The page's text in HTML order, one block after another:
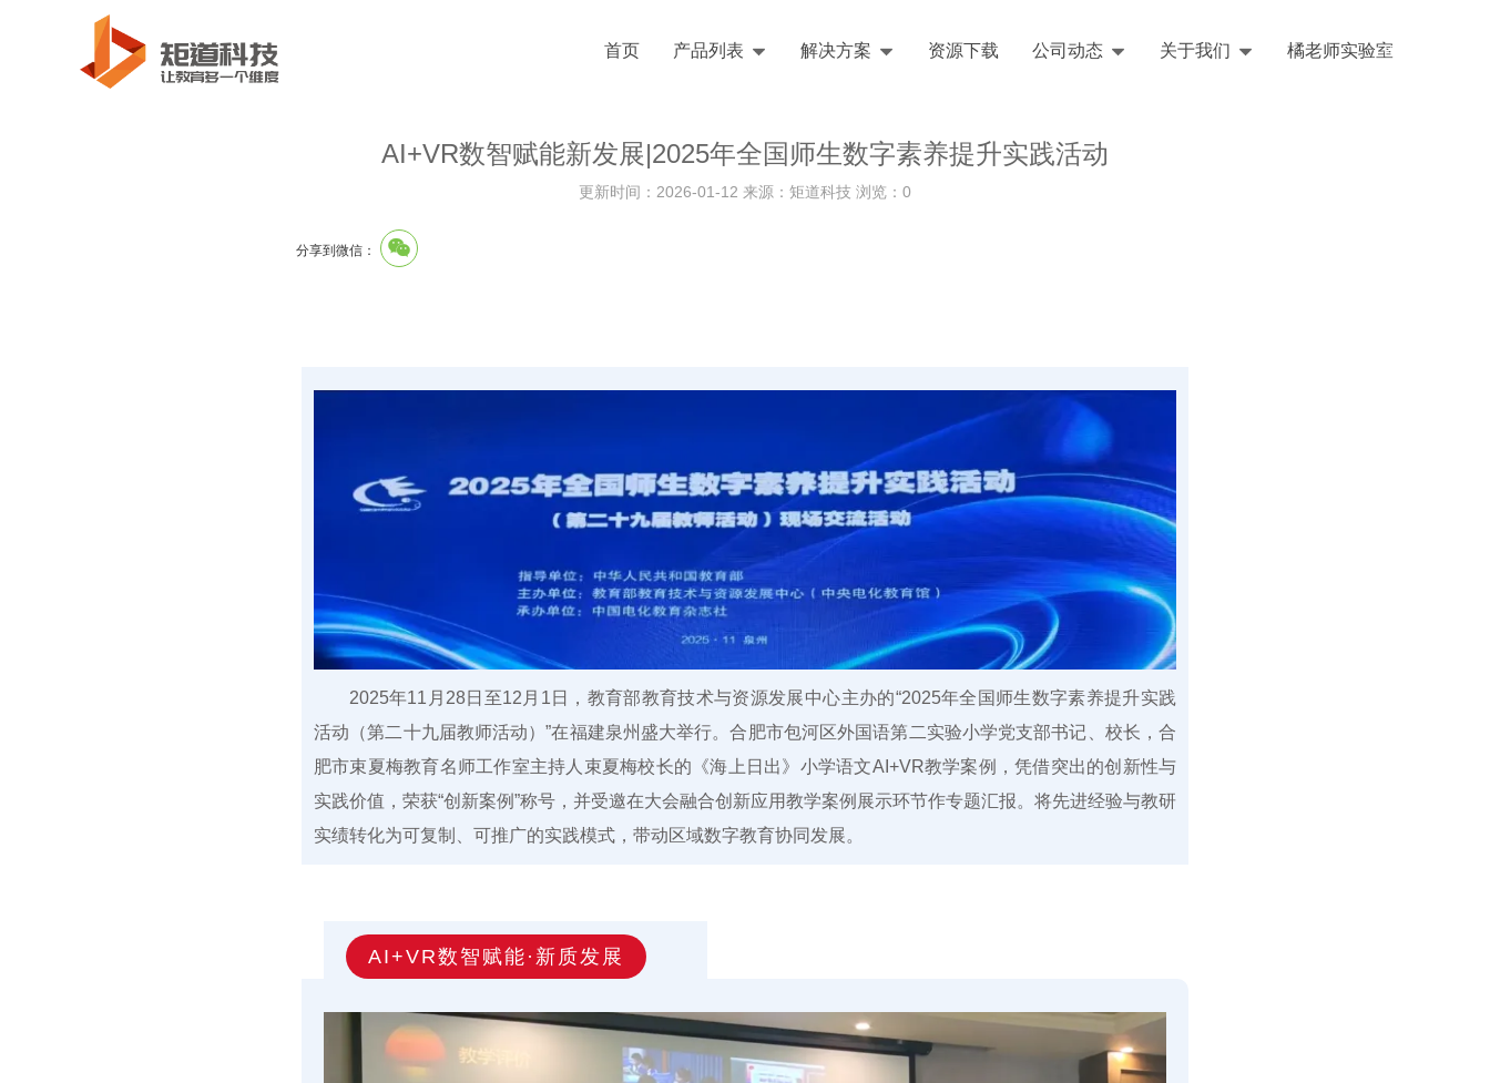
首页 产品列表 解决方案 资源下载 公司动态 关于我们 橘老师实验室English
AI+VR数智赋能新发展|2025年全国师生数字素养提升实践活动
更新时间：2026-01-12 来源：矩道科技 浏览： 0
分享到微信：
2025年11月28日至12月1日， 教育部教育技术与资源发展中心主办的“2025年全国师生数字素养提升实践
活动（第二十九届教师活动）”在福建泉州盛大举行。合肥市包河区外国语第二实验小学党支部书记、校长，合
肥市束夏梅教育名师工作室主持人束夏梅校长的《海上日出》小学语文AI+VR教学案例，凭借突出的创新性与
实践价值，荣获“创新案例”称号，并受邀在大会融合创新应用教学案例展示环节作专题汇报。将先进经验与教研
实绩转化为可复制、可推广的实践模式，带动区域数字教育协同发展。
AI+VR数智赋能·新质发展